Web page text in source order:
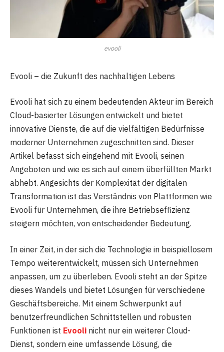
evooli
Evooli – die Zukunft des nachhaltigen Lebens
Evooli hat sich zu einem bedeutenden Akteur im Bereich
Cloud-basierter Lösungen entwickelt und bietet
innovative Dienste, die auf die vielfältigen Bedürfnisse
moderner Unternehmen zugeschnitten sind. Dieser
Artikel befasst sich eingehend mit Evooli, seinen
Angeboten und wie es sich auf einem überfüllten Markt
abhebt. Angesichts der Komplexität der digitalen
Transformation ist das Verständnis von Plattformen wie
Evooli für Unternehmen, die ihre Betriebseffizienz
steigern möchten, von entscheidender Bedeutung.
In einer Zeit, in der sich die Technologie in beispiellosem
Tempo weiterentwickelt, müssen sich Unternehmen
anpassen, um zu überleben. Evooli steht an der Spitze
dieses Wandels und bietet Lösungen für verschiedene
Geschäftsbereiche. Mit einem Schwerpunkt auf
benutzerfreundlichen Schnittstellen und robusten
Funktionen ist Evooli nicht nur ein weiterer Cloud-
Dienst, sondern eine umfassende Lösung, die